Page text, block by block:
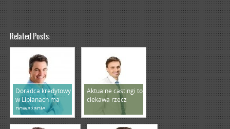
Related Posts:
Doradca kredytowy
w Lipianach ma
poważanie
Aktualne castingi to
ciekawa rzecz